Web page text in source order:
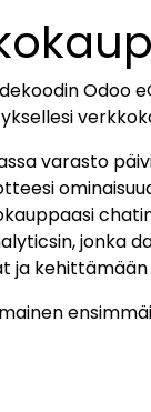
Odoo
varasto
jonka
ja kehittämään